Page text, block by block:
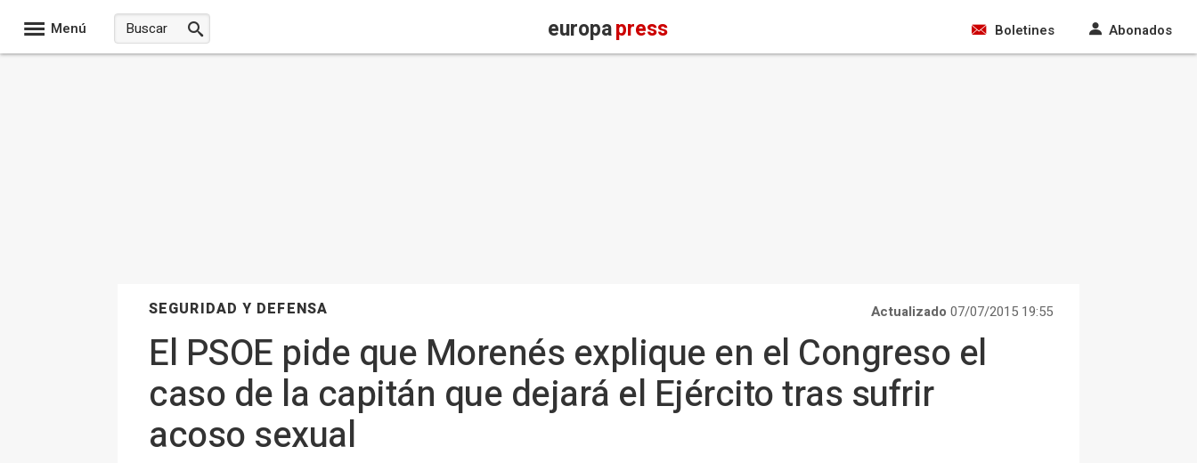
Menú europapress Boletines Abonados
SEGURIDAD Y DEFENSA Actualizado 07/07/2015 19:55
El PSOE pide que Morenés explique en el Congreso el
caso de la capitán que dejará el Ejército tras sufrir
acoso sexual